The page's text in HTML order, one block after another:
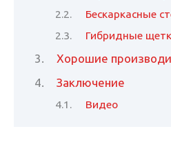
Бескаркасные
Гибридные
Хорошие
Заключение
Видео